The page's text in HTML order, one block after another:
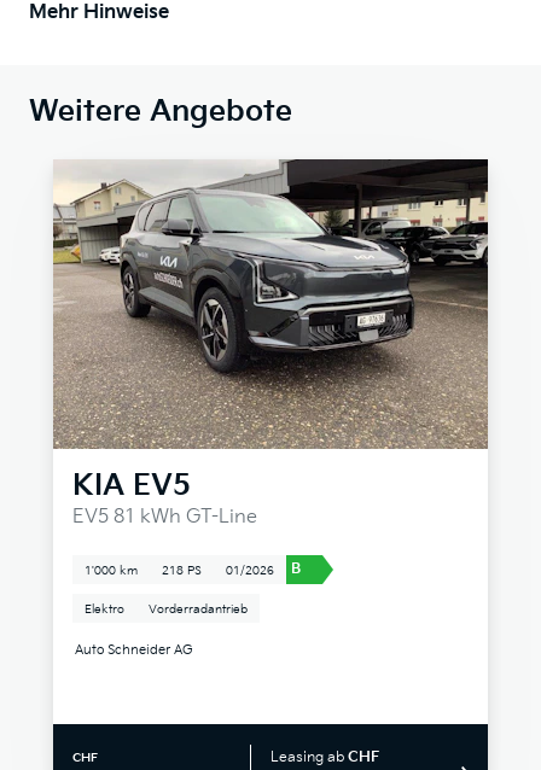
Mehr Hinweise
Weitere Angebote
KIA EV5
EV5 81 kWh GT-Line
1'000 km 218 PS 01/2026 B
Elektro Vorderradantrieb
Auto Schneider AG
CHF Leasing ab CHF